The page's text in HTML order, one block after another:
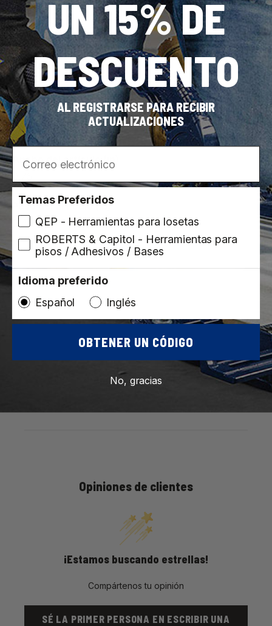
Dimensiones
Altura del artículo (in)
0.25
Largo del artículo (in)
48.0
Ancho del artículo (in)
Peso del artículo (lb)
0.4
Ver todo
Opiniones P&R
Opiniones de clientes
¡Estamos buscando estrellas!
Compártenos tu opinión
SÉ LA PRIMER PERSONA EN ESCRIBIR UNA
UN 15% DE
DESCUENTO
AL REGISTRARSE PARA RECIBIR
ACTUALIZACIONES
Correo electrónico
Temas Preferidos
QEP - Herramientas para losetas
ROBERTS & Capitol - Herramientas para
pisos / Adhesivos / Bases
Idioma preferido
Español Inglés
OBTENER UN CÓDIGO
No, gracias